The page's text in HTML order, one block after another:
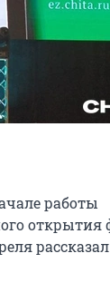
работы
открытия